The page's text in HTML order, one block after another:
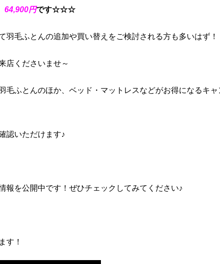
円です☆☆☆
羽毛ふとんの追加や買い替えをご検討される方も多いはず！
店くださいませ～
毛ふとんのほか、ベッド・マットレスなどがお得になるキャ
認いただけます♪
報を公開中です！ぜひチェックしてみてください♪
す！